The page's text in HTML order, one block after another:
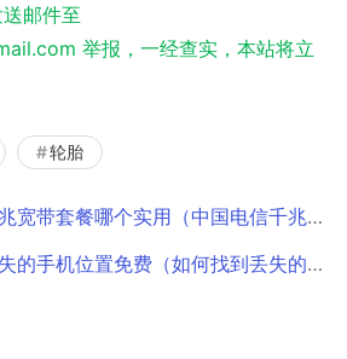
邮件至
举报，一经查实，本站将立
轮胎
餐哪个实用（中国电信千兆宽带套餐电话卡有多少流量）
机位置免费（如何找到丢失的手机位置华为）